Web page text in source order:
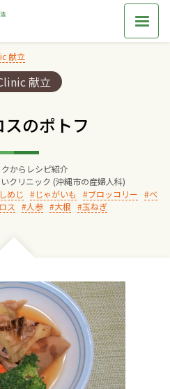
献立
献立
のポトフ
からレシピ紹介
いクリニック (沖縄市の産婦人科)
しめじ じゃがいも ブロッコリー
ベ
ス 人参 大根 玉ねぎ
ごあいさつ
健診
ついて
びつき支援